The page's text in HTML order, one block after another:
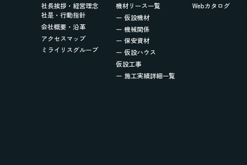
社長挨拶・経営理念
社是・行動指針
会社概要・沿革
アクセスマップ
ミライリスグループ
機材リース一覧
ー 仮設機材
ー 機械関係
ー 保安資材
ー 仮設ハウス
仮設工事
ー 施工実績詳細一覧
Webカタログ